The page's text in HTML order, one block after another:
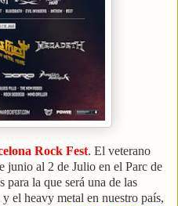
Rock Fest. El veterano
junio al 2 de Julio en el Parc de
para la que será una de las
el heavy metal en nuestro país,